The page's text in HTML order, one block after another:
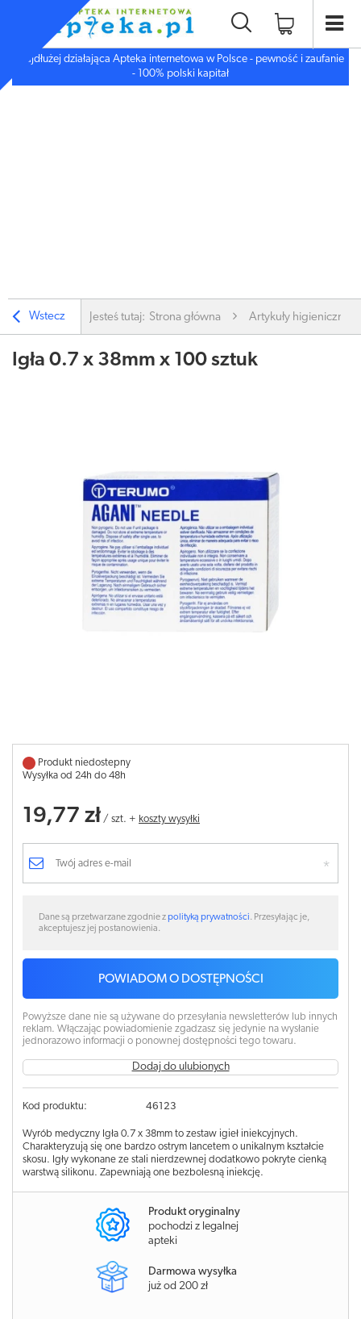
Najdłużej działająca Apteka internetowa w Polsce - pewność i zaufanie
- 100% polski kapitał
Wstecz Jesteś tutaj: Strona główna Artykuły higieniczne
Igła 0.7 x 38mm x 100 sztuk
Produkt niedostepny
Wysyłka od 24h do 48h
19,77 zł / szt. + koszty wysyłki
Dane są przetwarzane zgodnie zpolityką prywatności. Przesyłając je,
akceptujesz jej postanowienia.
POWIADOM O DOSTĘPNOŚCI
Powyższe dane nie są używane do przesyłania newsletterów lub innych
reklam. Włączając powiadomienie zgadzasz się jedynie na wysłanie
jednorazowo informacji o ponownej dostępności tego towaru.
Dodaj do ulubionych
Kod produktu: 46123
Wyrób medyczny Igła 0.7 x 38mm to zestaw igieł iniekcyjnych.
Charakteryzują się one bardzo ostrym lancetem o unikalnym kształcie
skosu. Igły wykonane ze stali nierdzewnej dodatkowo pokryte cienką
warstwą silikonu. Zapewniają one bezbolesną iniekcję.
Produkt oryginalny
pochodzi z legalnej
apteki
Darmowa wysyłka
już od 200 zł